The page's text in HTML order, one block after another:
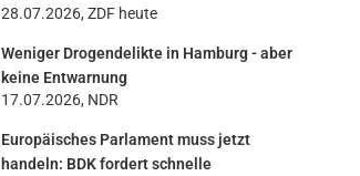
28.07.2026, ZDF heute
Weniger Drogendelikte in Hamburg - aber
keine Entwarnung
17.07.2026, NDR
Europäisches Parlament muss jetzt
handeln: BDK fordert schnelle